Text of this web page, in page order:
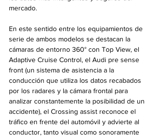
mercado.
En este sentido entre los equipamientos de
serie de ambos modelos se destacan la
cámaras de entorno 360° con Top View, el
Adaptive Cruise Control, el Audi pre sense
front (un sistema de asistencia a la
conducción que utiliza los datos recabados
por los radares y la cámara frontal para
analizar constantemente la posibilidad de un
accidente), el Crossing assist reconoce el
tráfico en frente del automóvil y advierte al
conductor, tanto visual como sonoramente